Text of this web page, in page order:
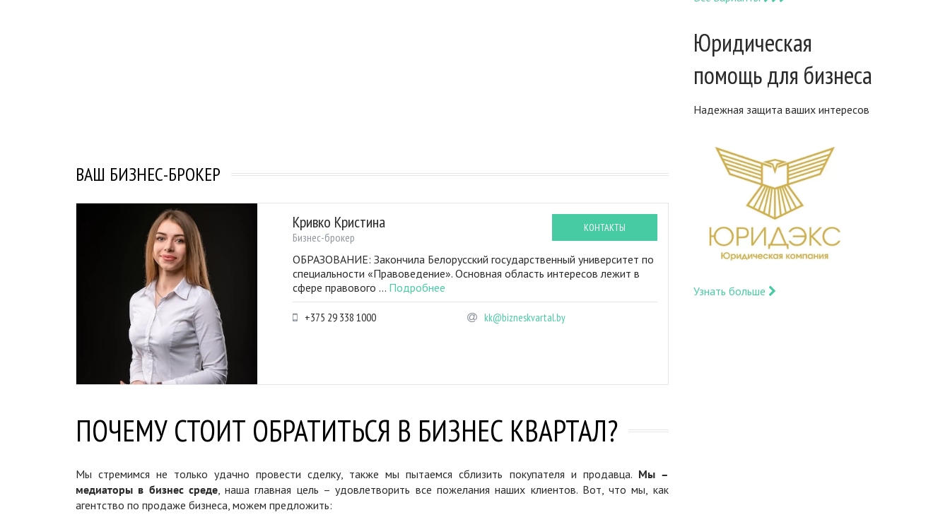
ВАШ БИЗНЕС-БРОКЕР
Кривко Кристина
Бизнес-брокер
КОНТАКТЫ
ОБРАЗОВАНИЕ: Закончила Белорусский государственный университет по
специальности «Правоведение». Основная область интересов лежит в
сфере правового ... Подробнее
+375 29 338 1000 kk@bizneskvartal.by
ПОЧЕМУ СТОИТ ОБРАТИТЬСЯ В БИЗНЕС КВАРТАЛ?
Мы стремимся не только удачно провести сделку, также мы пытаемся сблизить покупателя и продавца. Мы –
медиаторы в бизнес среде, наша главная цель – удовлетворить все пожелания наших клиентов. Вот, что мы, как
агентство по продаже бизнеса, можем предложить:
Юридическая
помощь для бизнеса
Надежная защита ваших интересов
Узнать больше